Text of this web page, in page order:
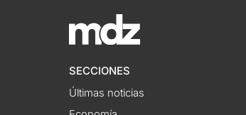
SECCIONES
Últimas noticias